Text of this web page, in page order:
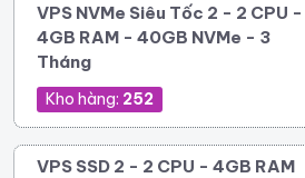
VPS NVMe Siêu Tốc 2 - 2 CPU -
4GB RAM - 40GB NVMe - 3
Tháng
Kho hàng: 252
VPS SSD 2 - 2 CPU - 4GB RAM